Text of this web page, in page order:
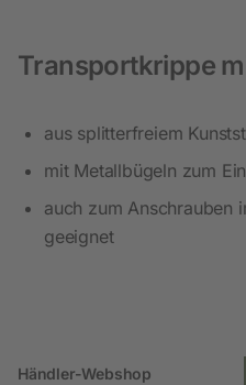
Transportkrippe
aus splitterfreiem
mit Metallbügeln zum
auch zum Anschrauben
geeignet
Händler-Webshop